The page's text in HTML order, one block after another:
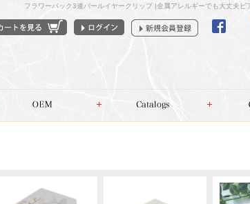
フラワーバック3連パールイヤークリップ |金属アレルギーでも大丈夫ピ